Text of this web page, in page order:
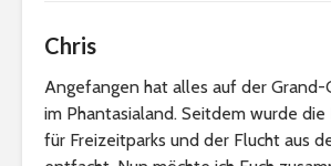
Chris
Angefangen hat alles auf der Grand-
im Phantasialand. Seitdem wurde
für Freizeitparks und der Flucht aus